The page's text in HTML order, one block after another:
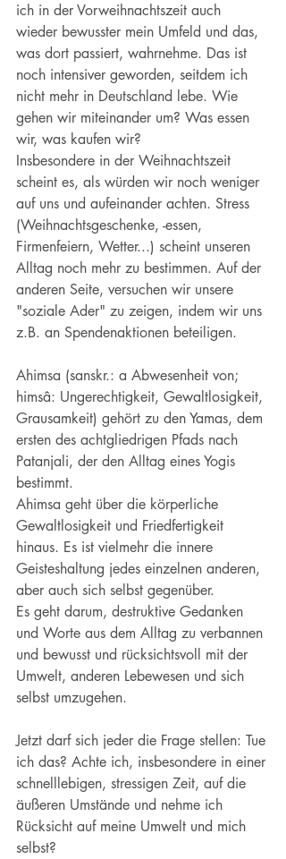
ich in der Vorweihnachtszeit auch
wieder bewusster mein Umfeld und das,
was dort passiert, wahrnehme. Das ist
noch intensiver geworden, seitdem ich
nicht mehr in Deutschland lebe. Wie
gehen wir miteinander um? Was essen
wir, was kaufen wir?
Insbesondere in der Weihnachtszeit
scheint es, als würden wir noch weniger
auf uns und aufeinander achten. Stress
(Weihnachtsgeschenke, -essen,
Firmenfeiern, Wetter...) scheint unseren
Alltag noch mehr zu bestimmen. Auf der
anderen Seite, versuchen wir unsere
"soziale Ader" zu zeigen, indem wir uns
z.B. an Spendenaktionen beteiligen.
Ahimsa (sanskr.: a Abwesenheit von;
himsâ: Ungerechtigkeit, Gewaltlosigkeit,
Grausamkeit) gehört zu den Yamas, dem
ersten des achtgliedrigen Pfads nach
Patanjali, der den Alltag eines Yogis
bestimmt.
Ahimsa geht über die körperliche
Gewaltlosigkeit und Friedfertigkeit
hinaus. Es ist vielmehr die innere
Geisteshaltung jedes einzelnen anderen,
aber auch sich selbst gegenüber.
Es geht darum, destruktive Gedanken
und Worte aus dem Alltag zu verbannen
und bewusst und rücksichtsvoll mit der
Umwelt, anderen Lebewesen und sich
selbst umzugehen.
Jetzt darf sich jeder die Frage stellen: Tue
ich das? Achte ich, insbesondere in einer
schnelllebigen, stressigen Zeit, auf die
äußeren Umstände und nehme ich
Rücksicht auf meine Umwelt und mich
selbst?